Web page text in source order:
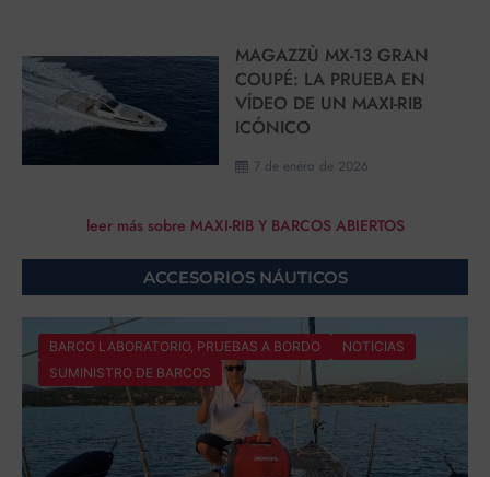
7 de enero de 2026
MAGAZZÙ MX-13 GRAN
COUPÉ: LA PRUEBA EN
VÍDEO DE UN MAXI-RIB
ICÓNICO
leer más sobre MAXI-RIB Y BARCOS ABIERTOS
ACCESORIOS NÁUTICOS
BARCO LABORATORIO, PRUEBAS A BORDO
NOTICIAS
SUMINISTRO DE BARCOS